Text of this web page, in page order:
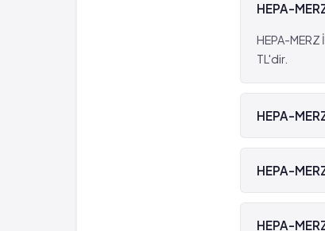
HEPA-
HEPA-
TL'dir.
HEPA-
Evet,
HEPA-
HEPA-
HEPA-